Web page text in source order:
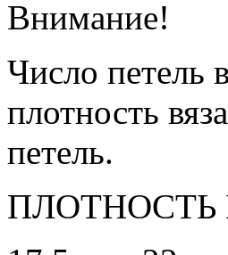
Внимание!
Число петель
плотность
петель.
ПЛОТНОСТЬ